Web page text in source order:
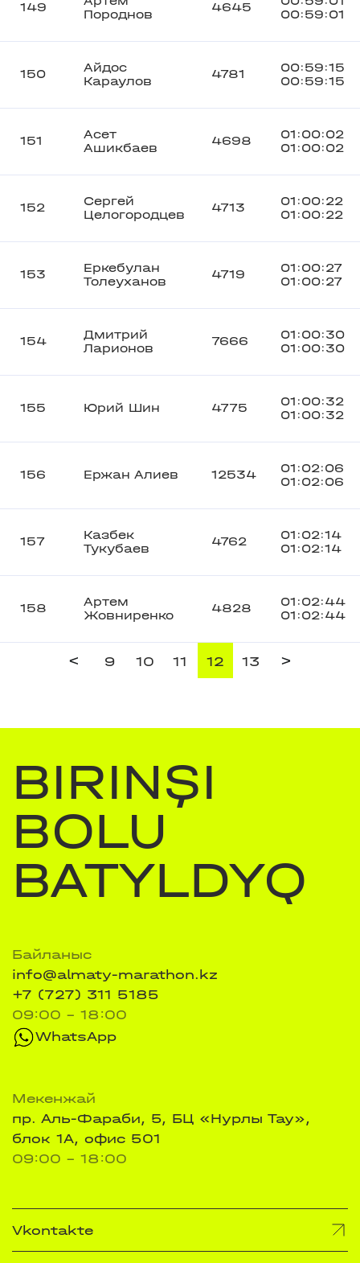
149
Породнов
4645
00:59:01
150
Айдос
Караулов
4781
00:59:15
00:59:15
151
Асет
Ашикбаев
4698
01:00:02
01:00:02
152
Сергей
Целогородцев
4713
01:00:22
01:00:22
153
Еркебулан
Толеуханов
4719
01:00:27
01:00:27
154
Дмитрий
Ларионов
7666
01:00:30
01:00:30
155 Юрий Шин 4775
01:00:32
01:00:32
156 Ержан Алиев 12534
01:02:06
01:02:06
157
Казбек
Тукубаев
4762
01:02:14
01:02:14
158
Артем
Жовниренко
4828
01:02:44
01:02:44
< 9 10 11 12 13 >
BIRINŞI
BOLU
BATYLDYQ
Байланыс
info@almaty-marathon.kz
+7 (727) 311 5185
09:00 - 18:00
WhatsApp
Мекенжай
пр. Аль-Фараби, 5, БЦ «Нурлы Тау»,
блок 1А, офис 501
09:00 - 18:00
Vkontakte